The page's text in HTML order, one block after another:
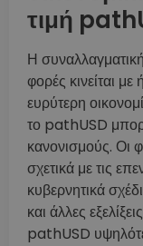
τιμή
Η
φορές κινείται
ευρύτερη
το pathUSD
κανονισμούς. Οι
σχετικά με τις
κυβερνητικά
και άλλες
pathUSD